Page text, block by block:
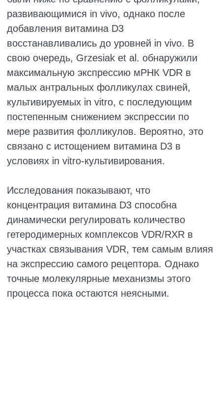
ООЦИТ
Клеточный цикл растущих ооцитов
останавливается на стадии профазы I
мейоза и возобновляется лишь за несколько
часов до овуляции. В этот период ооциты
накапливают большое количество
транскриптов и белков, необходимых для
раннего эмбрионального развития.
Этот процесс реализуется через сигнальный
путь C-типа натрийуретического пептида
(MGC), связывается со своим рецептором
NPR2, инициируя синтез циклического
гуанозинмонофосфата (cGMP). Далее
cGMP через щелевые контакты поступает в
ооцит, что приводит к повышению уровня
циклического аденозинмонофосфата (cAMP)
и поддержанию мейотического ареста
ооцита (рис. 1).